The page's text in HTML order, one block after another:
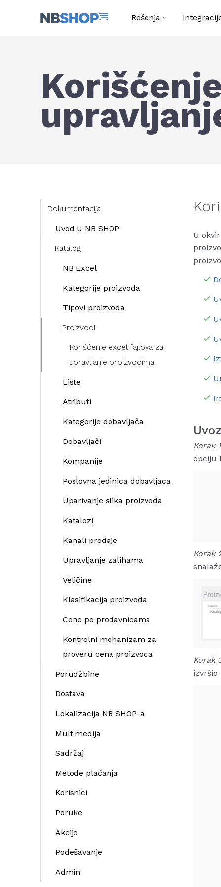
Rešenja
Dokumentacija
Uvod u NB SHOP
Katalog
NB Excel
Kategorije proizvoda
Tipovi proizvoda
Proizvodi
Korišćenje excel fajlova za
upravljanje proizvodima
Liste
Atributi
Kategorije dobavljača
Dobavljači
Kompanije
Poslovna jedinica dobavljaca
Uparivanje slika proizvoda
Katalozi
Kanali prodaje
Upravljanje zalihama
Veličine
Klasifikacija proizvoda
Cene po prodavnicama
Kontrolni mehanizam za
proveru cena proizvoda
Porudžbine
Dostava
Lokalizacija NB SHOP-a
Multimedija
Sadržaj
Metode plaćanja
Korisnici
Poruke
Akcije
Podešavanje
Admin
U
Korak
opciju
Korak
Korak
izvršio